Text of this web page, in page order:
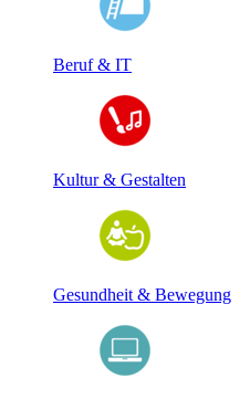
Beruf & IT
Kultur & Gestalten
Gesundheit & Bewegung